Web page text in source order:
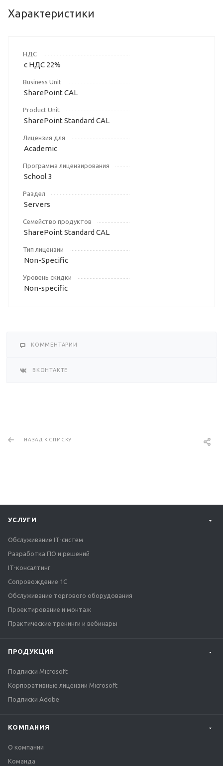
Характеристики
НДС
с НДС 22%
Business Unit
SharePoint CAL
Product Unit
SharePoint Standard CAL
Лицензия для
Academic
Программа лицензирования
School 3
Раздел
Servers
Семейство продуктов
SharePoint Standard CAL
Тип лицензии
Non-Specific
Уровень скидки
Non-specific
КОММЕНТАРИИ
ВКОНТАКТЕ
НАЗАД К СПИСКУ
УСЛУГИ
Обслуживание IT-систем
Разработка ПО и решений
IT-консалтинг
Сопровождение 1С
Обслуживание торгового оборудования
Проектирование и монтаж
Практические тренинги и вебинары
ПРОДУКЦИЯ
Подписки Microsoft
Корпоративные лицензии Microsoft
Подписки Adobe
КОМПАНИЯ
О компании
Команда